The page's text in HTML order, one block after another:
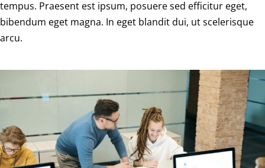
tempus. Praesent est ipsum, posuere sed efficitur eget,
bibendum eget magna. In eget blandit dui, ut scelerisque
arcu.